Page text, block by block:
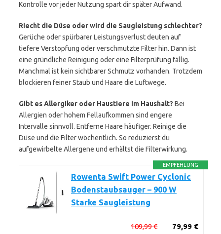
Kontrolle vor jeder Nutzung spart dir später Aufwand.
Riecht die Düse oder wird die Saugleistung schlechter?
Gerüche oder spürbarer Leistungsverlust deuten auf
tiefere Verstopfung oder verschmutzte Filter hin. Dann ist
eine gründliche Reinigung oder eine Filterprüfung fällig.
Manchmal ist kein sichtbarer Schmutz vorhanden. Trotzdem
blockieren feiner Staub und Haare die Luftwege.
Gibt es Allergiker oder Haustiere im Haushalt? Bei
Allergien oder hohem Fellaufkommen sind engere
Intervalle sinnvoll. Entferne Haare häufiger. Reinige die
Düse und die Filter wöchentlich. So reduzierst du
aufgewirbelte Allergene und erhältst die Filterwirkung.
EMPFEHLUNG
Rowenta Swift Power Cyclonic
Bodenstaubsauger – 900 W
Starke Saugleistung
79,99 €
109,99 €